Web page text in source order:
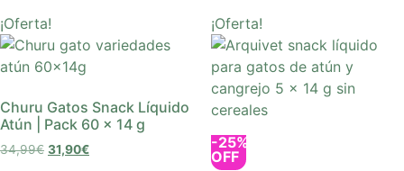
¡Oferta!
Churu Gatos Snack Líquido
Atún | Pack 60 x 14 g
34,99€ 31,90€
¡Oferta!
-25%
OFF